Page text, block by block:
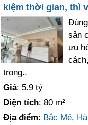
kiệm thời gian, thì
sản
ưu
trong..
Giá: 5.9 tỷ
Diện tích: 80 m²
Địa điểm: Bắc Mê,